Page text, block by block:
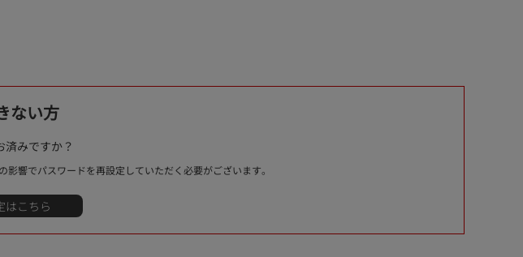
ない方
済みですか？
響でパスワードを再設定していただく必要がございます。